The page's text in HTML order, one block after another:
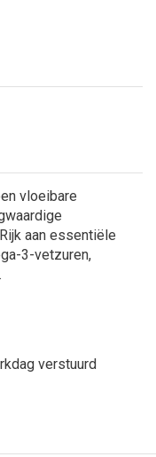
vloeibare
aan essentiële
3-vetzuren,
verstuurd